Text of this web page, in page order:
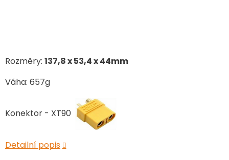
Rozměry: 137,8x 53,4 x 44mm
Váha: 657g
Konektor - XT90
Detailní popis